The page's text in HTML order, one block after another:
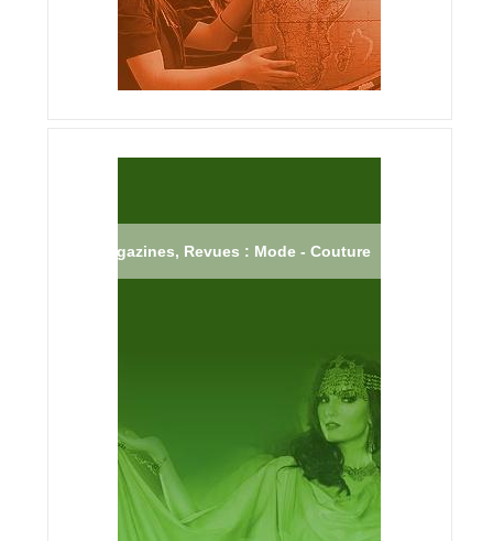
Magazines, Revues : Mode - Couture